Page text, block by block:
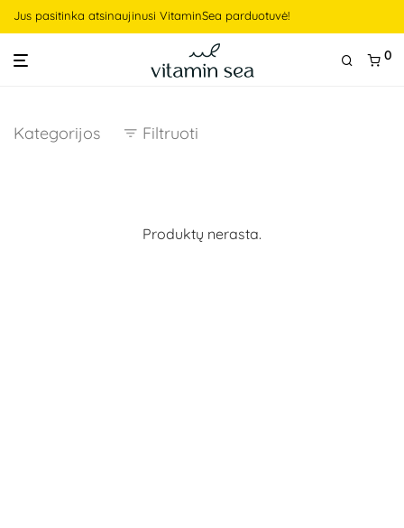
Jus pasitinka atsinaujinusi VitaminSea parduotuvė!
0
Kategorijos Filtruoti
Produktų nerasta.